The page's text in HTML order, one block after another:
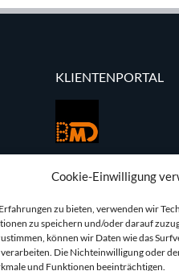
Cookie-Einwilligung
zu bieten, verwenden wir
zu speichern und/oder darauf
können wir Daten wie das
Die Nichteinwilligung oder
und Funktionen beeinträchtigen.
KLIENTENPORTAL